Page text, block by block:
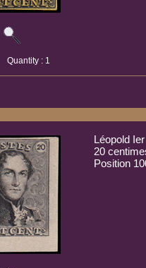
Quantity : 1
Léopold
20
Position